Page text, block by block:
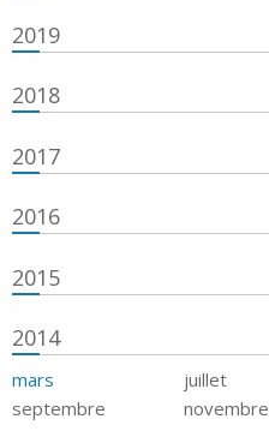
2019
2018
2017
2016
2015
2014
mars juillet
septembre
novembre